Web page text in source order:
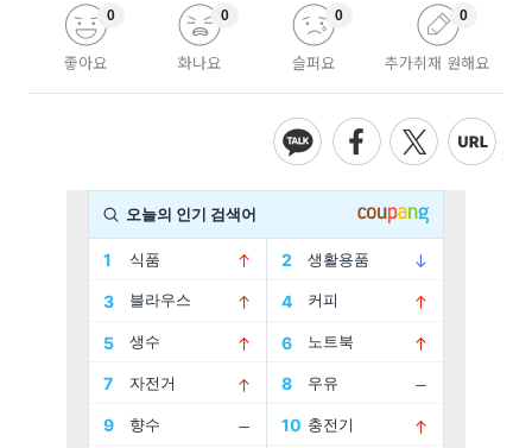
좋아요
0
화나요
0
슬퍼요
0
추가취재 원해요
0